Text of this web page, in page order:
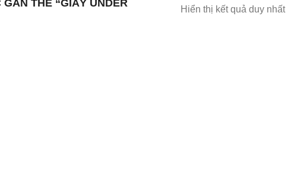
THẺ “GIÀY UNDER
Hiển thị kết quả duy nhất